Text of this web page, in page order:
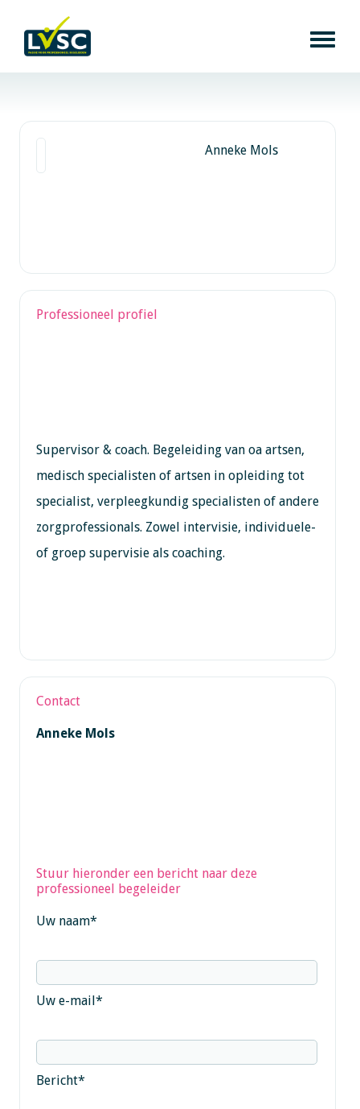
Anneke Mols
Professioneel profiel
Supervisor & coach. Begeleiding van oa artsen,
medisch specialisten of artsen in opleiding tot
specialist, verpleegkundig specialisten of andere
zorgprofessionals. Zowel intervisie, individuele-
of groep supervisie als coaching.
Contact
Anneke Mols
Stuur hieronder een bericht naar deze
professioneel begeleider
Uw naam*
Uw e-mail*
Bericht*